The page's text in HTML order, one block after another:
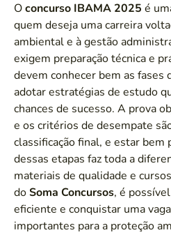
Oconcurso IBAMA 2025 é
quem deseja uma carreira
ambiental e à gestão
exigem preparação técnica e
devem conhecer bem as fases
adotar estratégias de estudo
chances de sucesso. A prova
e os critérios de desempate
classificação final, e estar bem
dessas etapas faz toda a
materiais de qualidade e
doSoma Concursos, é
eficiente e conquistar uma
importantes para a proteção